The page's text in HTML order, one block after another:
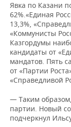
Явка по Казани
62%.«Единая
13,3%,
«Коммунисты
Казгордумы
кандидаты от
мандатов. Пять
от «Партии
«Справедливой
— Таким
партии. Новый
подчеркнул